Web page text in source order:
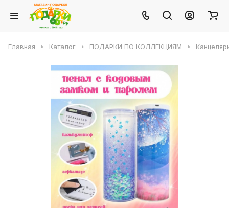
Главная Каталог ПОДАРКИ ПО КОЛЛЕКЦИЯМ